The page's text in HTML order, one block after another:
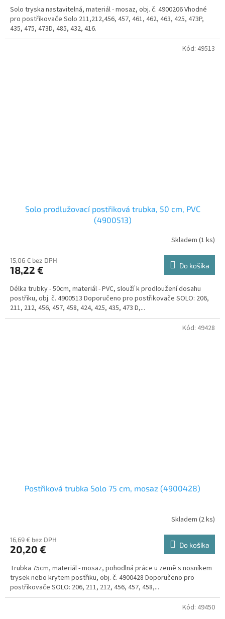
Solo tryska nastavitelná, materiál - mosaz, obj. č. 4900206 Vhodné
pro postřikovače Solo 211,212,456, 457, 461, 462, 463, 425, 473P,
435, 475, 473D, 485, 432, 416.
Solo prodlužovací postřiková trubka, 50 cm, PVC
(4900513)
Skladem (1 ks)
15,06 € bez DPH
18,22 € Do košíka
Délka trubky - 50cm, materiál - PVC, slouží k prodloužení dosahu
postřiku, obj. č. 4900513 Doporučeno pro postřikovače SOLO: 206,
211, 212, 456, 457, 458, 424, 425, 435, 473 D,...
Kód: 49513
Postřiková trubka Solo 75 cm, mosaz (4900428)
Skladem (2 ks)
16,69 € bez DPH
20,20 € Do košíka
Trubka 75cm, materiál - mosaz, pohodlná práce u země s nosníkem
trysek nebo krytem postřiku, obj. č. 4900428 Doporučeno pro
postřikovače SOLO: 206, 211, 212, 456, 457, 458,...
Kód: 49428
Kód: 49450